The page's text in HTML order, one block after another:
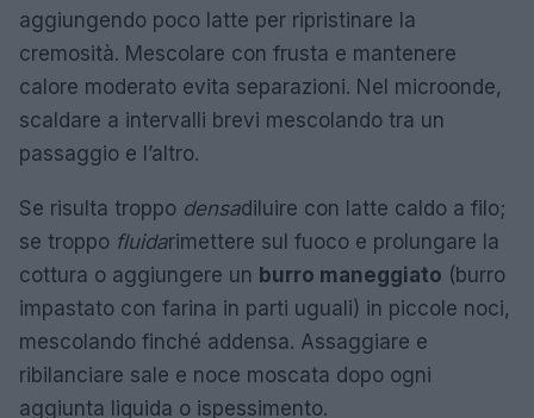
aggiungendo poco latte per ripristinare la
cremosità. Mescolare con frusta e mantenere
calore moderato evita separazioni. Nel microonde,
scaldare a intervalli brevi mescolando tra un
passaggio e l’altro.
Se risulta troppo densadiluire con latte caldo a filo;
se troppo fluidarimettere sul fuoco e prolungare la
cottura o aggiungere un burro maneggiato (burro
impastato con farina in parti uguali) in piccole noci,
mescolando finché addensa. Assaggiare e
ribilanciare sale e noce moscata dopo ogni
aggiunta liquida o ispessimento.